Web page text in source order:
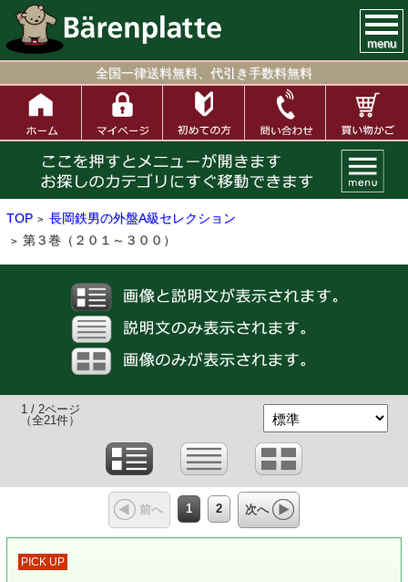
menu
全国一律送料無料、代引き手数料無料
TOP > 長岡鉄男の外盤A級セレクション
> 第３巻（２０１～３００）
1 / 2ページ
（全21件）
前へ 1 2 次へ
PICK UP